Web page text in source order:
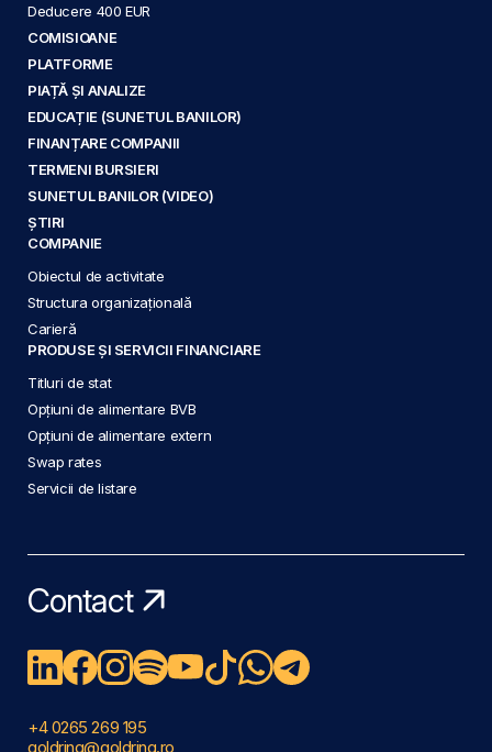
Deducere 400 EUR
COMISIOANE
PLATFORME
PIAȚĂ ȘI ANALIZE
EDUCAȚIE (SUNETUL BANILOR)
FINANȚARE COMPANII
TERMENI BURSIERI
SUNETUL BANILOR (VIDEO)
ȘTIRI
COMPANIE
Obiectul de activitate
Structura organizațională
Carieră
PRODUSE ȘI SERVICII FINANCIARE
Titluri de stat
Opțiuni de alimentare BVB
Opțiuni de alimentare extern
Swap rates
Servicii de listare
Contact
+4 0265 269 195
goldring@goldring.ro